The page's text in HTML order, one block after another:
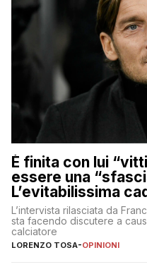
È finita con lui
essere una
L’evitabilissima
L’intervista rilasciata da
sta facendo discutere a
calciatore
LORENZO TOSA-OPINIONI